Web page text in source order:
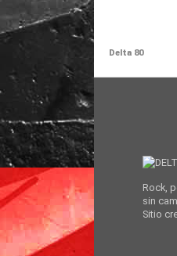
Delta 80
Rock,
sin
Sitio